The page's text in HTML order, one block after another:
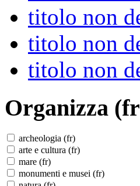
titolo non
titolo non
titolo non
Organizza
archeologia (fr)
arte e cultura (fr)
mare (fr)
monumenti e musei (fr)